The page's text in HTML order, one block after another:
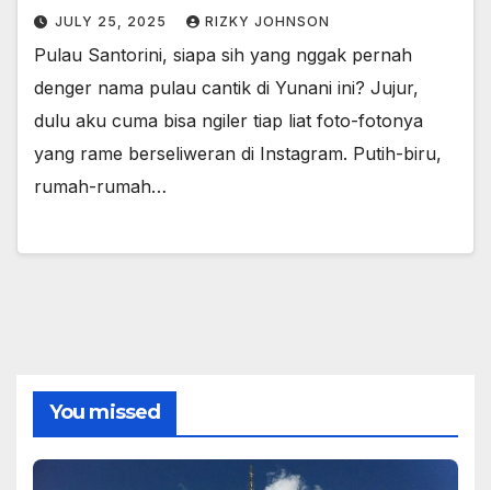
JULY 25, 2025 RIZKY JOHNSON
Pulau Santorini, siapa sih yang nggak pernah
denger nama pulau cantik di Yunani ini? Jujur,
dulu aku cuma bisa ngiler tiap liat foto-fotonya
yang rame berseliweran di Instagram. Putih-biru,
rumah-rumah…
You missed